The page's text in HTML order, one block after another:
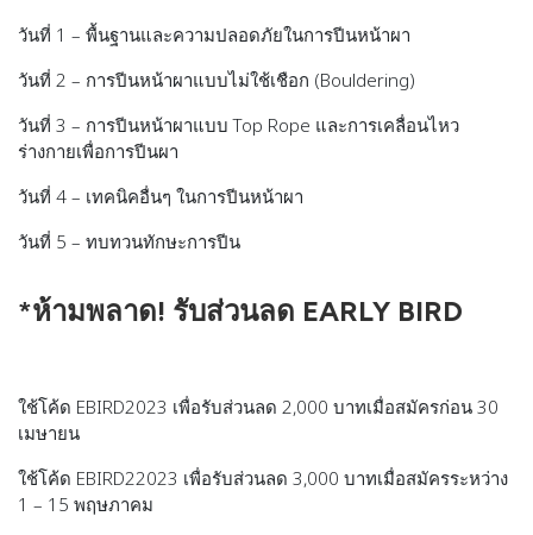
วันที่ 1 – พื้นฐานและความปลอดภัยในการปีนหน้าผา
วันที่ 2 – การปีนหน้าผาแบบไม่ใช้เชือก (Bouldering)
วันที่ 3 – การปีนหน้าผาแบบ Top Rope และการเคลื่อนไหว
ร่างกายเพื่อการปีนผา
วันที่ 4 – เทคนิคอื่นๆ ในการปีนหน้าผา
วันที่ 5 – ทบทวนทักษะการปีน
*ห้ามพลาด! รับส่วนลด EARLY BIRD
ใช้โค้ด EBIRD2023 เพื่อรับส่วนลด 2,000 บาทเมื่อสมัครก่อน 30
เมษายน
ใช้โค้ด EBIRD22023 เพื่อรับส่วนลด 3,000 บาทเมื่อสมัครระหว่าง
1 – 15 พฤษภาคม